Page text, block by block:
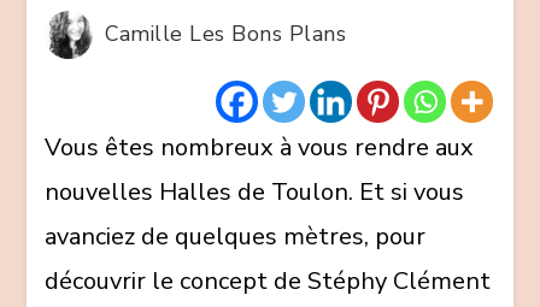
thé
Camille Les Bons Plans
Vous êtes nombreux à vous rendre aux
nouvelles Halles de Toulon. Et si vous
avanciez de quelques mètres, pour
découvrir le concept de Stéphy Clément